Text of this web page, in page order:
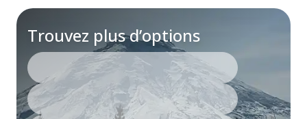
Trouvez plus d’options